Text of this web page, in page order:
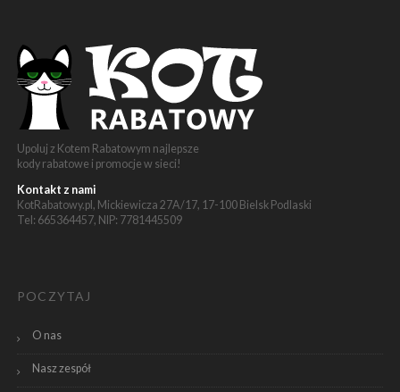
Upoluj z Kotem Rabatowym najlepsze
kody rabatowe i promocje w sieci!
Kontakt z nami
KotRabatowy.pl, Mickiewicza 27A/17, 17-100 Bielsk Podlaski
Tel: 665364457, NIP: 7781445509
POCZYTAJ
O nas
Nasz zespół